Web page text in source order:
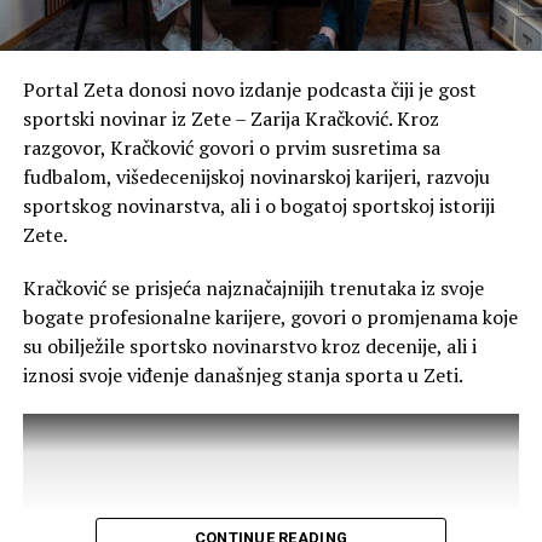
Navode da razumiju problem nedostatka medicinskog
kadra, ali smatraju da to ne može biti razlog da građani
Zete nemaju zdravstvenu zaštitu kakvu imaju stanovnici
drugih područja.
„Razumijemo problem deficita medicinskog kadra, ali
smatramo da menadžment Doma zdravlja Glavnog
grada ima obavezu da preraspodjelom ljekara obezbijedi
ravnopravan tretman za građane Zete. Mi ne tražimo
privilegije, već osnovno ljudsko i zakonsko pravo na
liječenje u našoj opštini“, poručile su.
Od menadžmenta Doma zdravlja zahtijevaju redovno
ordiniranje ginekologa u ZO Golubovci, uz određivanje
tačnih dana i smjena tokom sedmice, kao i
i pisani odgovor o preduzetim koracima u zakonskom
Portal Zeta donosi novo izdanje podcasta čiji je gost
sportski novinar iz Zete – Zarija Kračković. Kroz
razgovor, Kračković govori o prvim susretima sa
fudbalom, višedecenijskoj novinarskoj karijeri, razvoju
sportskog novinarstva, ali i o bogatoj sportskoj istoriji
Zete.
Kračković se prisjeća najznačajnijih trenutaka iz svoje
bogate profesionalne karijere, govori o promjenama koje
su obilježile sportsko novinarstvo kroz decenije, ali i
iznosi svoje viđenje današnjeg stanja sporta u Zeti.
CONTINUE READING